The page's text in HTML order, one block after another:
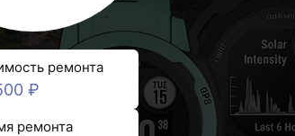
ремонта
₽
ремонта